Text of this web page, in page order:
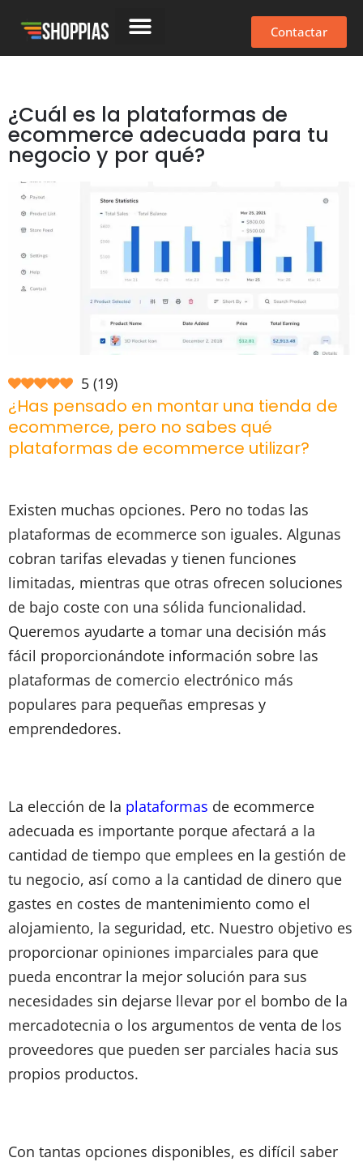
Contactar
¿Cuál es la plataformas de
ecommerce adecuada para tu
negocio y por qué?
5 (19)
¿Has pensado en montar una tienda de
ecommerce, pero no sabes qué
plataformas de ecommerce utilizar?
Existen muchas opciones. Pero no todas las
plataformas de ecommerce son iguales. Algunas
cobran tarifas elevadas y tienen funciones
limitadas, mientras que otras ofrecen soluciones
de bajo coste con una sólida funcionalidad.
Queremos ayudarte a tomar una decisión más
fácil proporcionándote información sobre las
plataformas de comercio electrónico más
populares para pequeñas empresas y
emprendedores.
La elección de la plataformas de ecommerce
adecuada es importante porque afectará a la
cantidad de tiempo que emplees en la gestión de
tu negocio, así como a la cantidad de dinero que
gastes en costes de mantenimiento como el
alojamiento, la seguridad, etc. Nuestro objetivo es
proporcionar opiniones imparciales para que
pueda encontrar la mejor solución para sus
necesidades sin dejarse llevar por el bombo de la
mercadotecnia o los argumentos de venta de los
proveedores que pueden ser parciales hacia sus
propios productos.
Con tantas opciones disponibles, es difícil saber